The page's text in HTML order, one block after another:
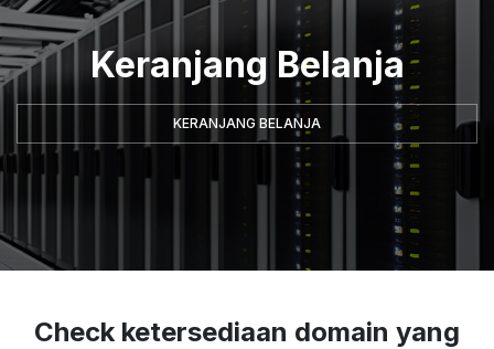
Keranjang Belanja
KERANJANG BELANJA
Check ketersediaan domain yang